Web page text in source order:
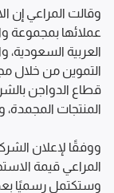
وستكتمل رسميًا